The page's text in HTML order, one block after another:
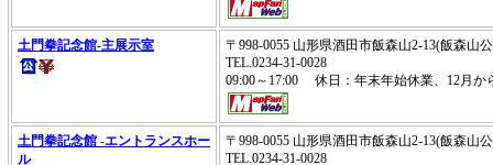
土門拳記念館-主展示室
〒998-0055 山形県酒田市飯森山2-13(飯森山
TEL.0234-31-0028
09:00～17:00 休日：年末年始休業、12月か
土門拳記念館 -エントランスホー
ル
〒998-0055 山形県酒田市飯森山2-13(飯森山
TEL.0234-31-0028